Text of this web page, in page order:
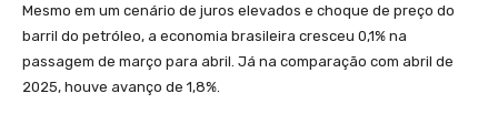
Mesmo em um cenário de juros elevados e choque de preço do
barril do petróleo, a economia brasileira cresceu 0,1% na
passagem de março para abril. Já na comparação com abril de
2025, houve avanço de 1,8%.